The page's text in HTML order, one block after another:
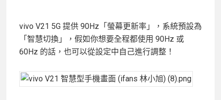
vivo V21 5G 提供 90Hz「螢幕更新率」，系統預設為
「智慧切換」，假如你想要全程都使用 90Hz 或
60Hz 的話，也可以從設定中自己進行調整！